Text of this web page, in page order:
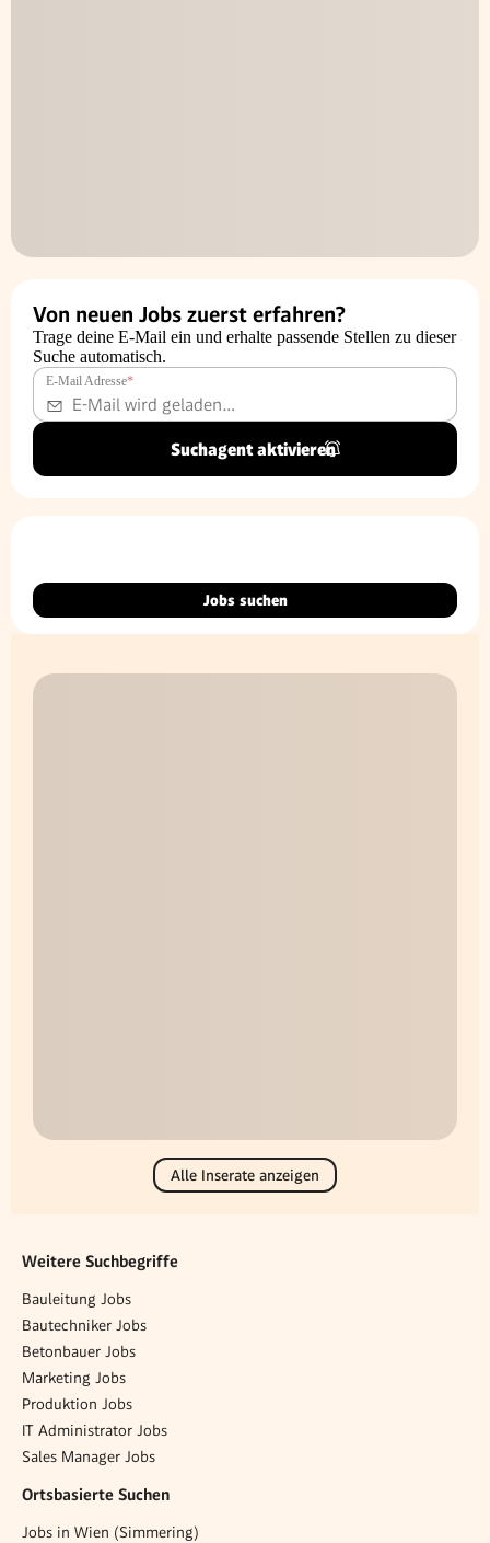
Von neuen Jobs zuerst erfahren?
Trage deine E-Mail ein und erhalte passende Stellen zu dieser
Suche automatisch.
E-Mail Adresse*
Suchagent aktivieren
Jobs suchen
Alle Inserate anzeigen
Weitere Suchbegriffe
Bauleitung Jobs
Bautechniker Jobs
Betonbauer Jobs
Marketing Jobs
Produktion Jobs
IT Administrator Jobs
Sales Manager Jobs
Ortsbasierte Suchen
Jobs in Wien (Simmering)